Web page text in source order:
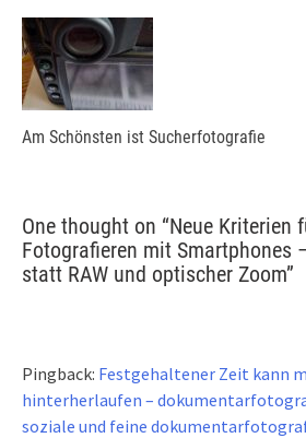
Am Schönsten ist Sucherfotografie
One thought on “Neue Kriterien
Fotografieren mit Smartphones
statt RAW und optischer Zoom”
Pingback: Festgehaltener Zeit kann
hinterherlaufen –
soziale und feine